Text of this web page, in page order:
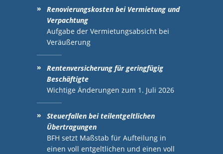
Renovierungskosten bei Vermietung und
Verpachtung
Aufgabe der Vermietungsabsicht bei
Veräußerung
Rentenversicherung für geringfügig
Beschäftigte
Wichtige Änderungen zum 1. Juli 2026
Steuerfallen bei teilentgeltlichen
Übertragungen
BFH setzt Maßstab für Aufteilung in
einen voll entgeltlichen und einen voll